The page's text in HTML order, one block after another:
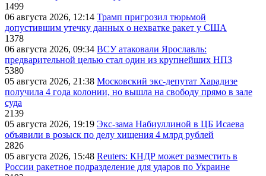
1499
06 августа 2026, 12:14 Трамп пригрозил тюрьмой
допустившим утечку данных о нехватке ракет у США
1378
06 августа 2026, 09:34 ВСУ атаковали Ярославль:
предварительной целью стал один из крупнейших НПЗ
5380
05 августа 2026, 21:38 Московский экс-депутат Харадизе
получила 4 года колонии, но вышла на свободу прямо в зале
суда
2139
05 августа 2026, 19:19 Экс-зама Набиуллиной в ЦБ Исаева
объявили в розыск по делу хищения 4 млрд рублей
2826
05 августа 2026, 15:48 Reuters: КНДР может разместить в
России ракетное подразделение для ударов по Украине